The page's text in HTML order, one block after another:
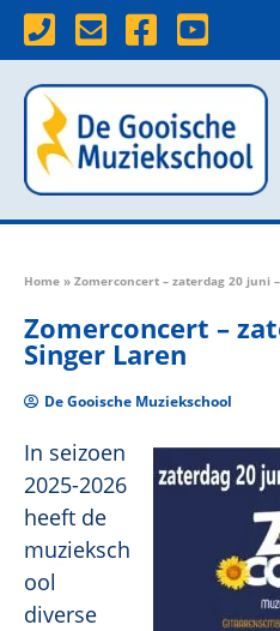
Home » Zomerconcert – zaterdag 20 juni
Zomerconcert –
Singer Laren
De Gooische Muziekschool
In seizoen
2025-2026
heeft de
muzieksch
ool
diverse